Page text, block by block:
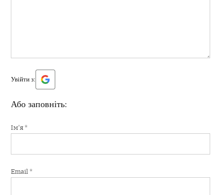
Увійти з:
Або заповніть:
Ім'я*
Email*